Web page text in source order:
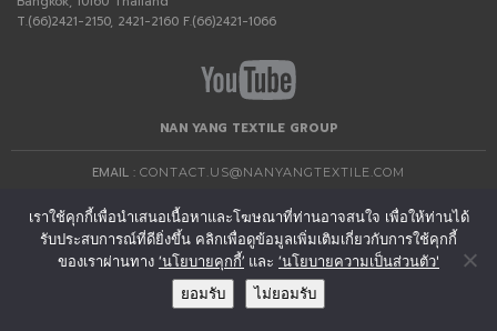
T.(66)2421-2150, 2421-2160 F.(66)2421-1066
NAN YANG TEXTILE GROUP
EMAIL : CONTACT.US@NANYANGTEXTILE.COM
เราใช้คุกกี้เพื่อนำเสนอเนื้อหาและโฆษณาที่ท่านอาจสนใจ เพื่อให้ท่านได้
รับประสบการณ์ที่ดียิ่งขึ้น คลิกเพื่อดูข้อมูลเพิ่มเติมเกี่ยวกับการใช้คุกกี้
ของเราผ่านทาง ‘นโยบายคุกกี้’ และ ‘นโยบายความเป็นส่วนตัว'
ยอมรับ ไม่ยอมรับ